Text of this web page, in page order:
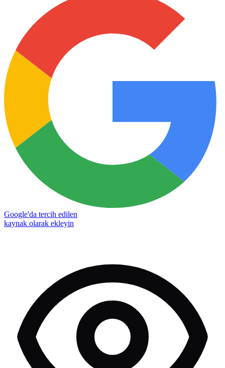
Google'da tercih edilen
kaynak olarak ekleyin